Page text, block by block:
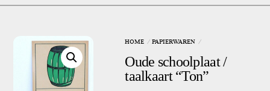
HOME PAPIERWAREN
Oude schoolplaat /
taalkaart “Ton”